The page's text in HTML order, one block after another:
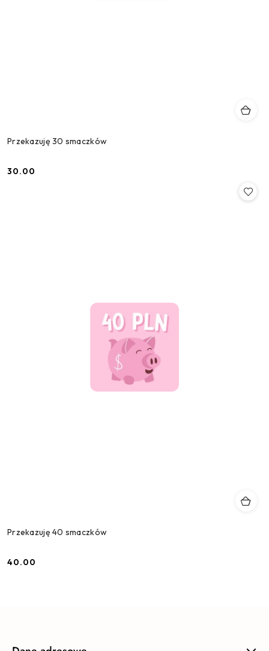
Przekazuję 30 smaczków
Cena:
30.00
Przekazuję 40 smaczków
Cena:
40.00